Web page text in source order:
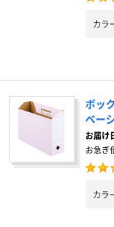
カラ
ボッ
ベー
お届け
お急ぎ
カラ